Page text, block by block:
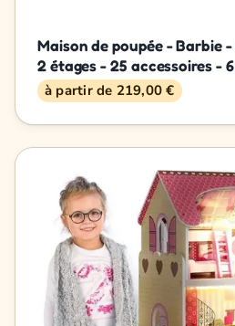
Maison de poupée - Barbie
2 étages - 25 accessoires -
à partir de 219,00 €